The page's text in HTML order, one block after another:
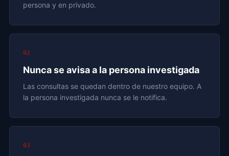
persona y en privado.
02
Nunca se avisa a la persona investigada
Las consultas se quedan dentro de nuestro equipo. A
la persona investigada nunca se le notifica.
03